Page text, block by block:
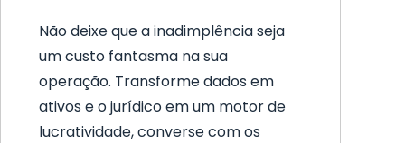
Não deixe que a inadimplência seja
um custo fantasma na sua
operação. Transforme dados em
ativos e o jurídico em um motor de
lucratividade, converse com os